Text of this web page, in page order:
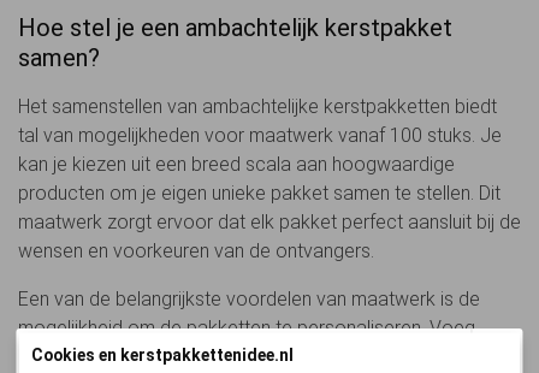
Hoe stel je een ambachtelijk kerstpakket
samen?
Het samenstellen van ambachtelijke kerstpakketten biedt
tal van mogelijkheden voor maatwerk vanaf 100 stuks. Je
kan je kiezen uit een breed scala aan hoogwaardige
producten om je eigen unieke pakket samen te stellen. Dit
maatwerk zorgt ervoor dat elk pakket perfect aansluit bij de
wensen en voorkeuren van de ontvangers.
Een van de belangrijkste voordelen van maatwerk is de
mogelijkheid om de pakketten te personaliseren. Voeg
bijvoorbeeld een kaartje met een persoonlijke boodschap
De nieuwe collectie komt eraan!
Cookies en kerstpakkettenidee.nl